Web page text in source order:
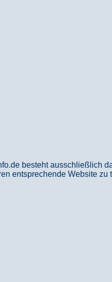
besteht ausschließlich
entsprechende Website zu